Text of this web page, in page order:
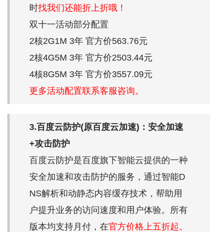
时找我们还能折上折哦！
双十一活动部分配置
2核2G1M 3年 官方价563.76元
2核4G5M 3年 官方价2503.44元
4核8G5M 3年 官方价3557.09元
更多活动配置联系客服咨询。
3.百度云防护(原百度云加速)：安全加速
+攻击防护
百度云防护是百度旗下智能云提供的一种
安全加速和攻击防护的服务，通过智能D
NS解析和动静态内容缓存技术，帮助用
户提升业务的访问速度和用户体验。所有
版本均支持月付，在官方价格上五折起。